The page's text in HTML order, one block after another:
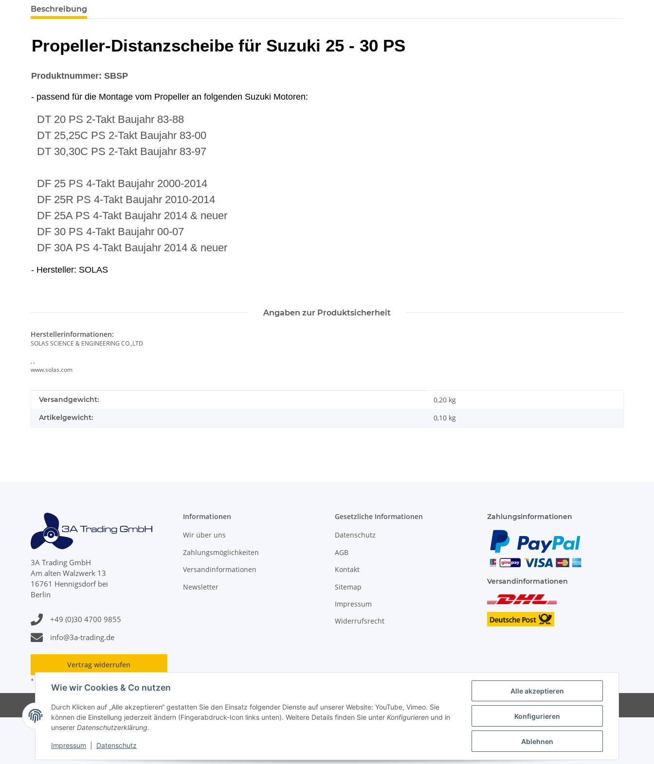
Alle akzeptieren
Konfigurieren
Ablehnen
Wie wir Cookies & Co nutzen
Durch Klicken auf „Alle akzeptieren“ gestatten Sie den Einsatz folgender Dienste auf unserer Website: YouTube, Vimeo. Sie
können die Einstellung jederzeit ändern (Fingerabdruck-Icon links unten). Weitere Details finden Sie unter Konfigurieren und in
unserer Datenschutzerklärung.
Impressum Datenschutz
Beschreibung
Propeller-Distanzscheibe für Suzuki 25 - 30 PS
Produktnummer: SBSP
- passend für die Montage vom Propeller an folgenden Suzuki Motoren:
DT 20 PS 2-Takt Baujahr 83-88
DT 25,25C PS 2-Takt Baujahr 83-00
DT 30,30C PS 2-Takt Baujahr 83-97
DF 25 PS 4-Takt Baujahr 2000-2014
DF 25R PS 4-Takt Baujahr 2010-2014
DF 25A PS 4-Takt Baujahr 2014 & neuer
DF 30 PS 4-Takt Baujahr 00-07
DF 30A PS 4-Takt Baujahr 2014 & neuer
- Hersteller: SOLAS
Angaben zur Produktsicherheit
Herstellerinformationen:
SOLAS SCIENCE & ENGINEERING CO.,LTD
, ,
www.solas.com
Produkteigenschaft
Wert
Versandgewicht: 0,20 kg
Artikelgewicht: 0,10 kg
3A Trading GmbH
Am alten Walzwerk 13
16761 Hennigsdorf bei
Berlin
+49 (0)30 4700 9855
info@3a-trading.de
Informationen
Wir über uns
Zahlungsmöglichkeiten
Versandinformationen
Newsletter
Gesetzliche Informationen
Datenschutz
AGB
Kontakt
Sitemap
Impressum
Widerrufsrecht
Zahlungsinformationen
Versandinformationen
Vertrag widerrufen
* Alle Preise inkl. gesetzlicher USt., zzgl.
© 2026 - 3A Trading GmbH - Alle Rechte vorbehalten